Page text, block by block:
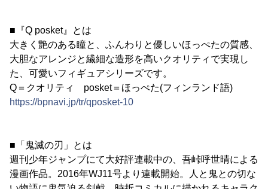
■『Q posket』とは
大きく艶のある瞳と、ふんわりと優しいほっぺたの質感、
大胆なアレンジと繊細な造形を高いクオリティで実現し
た、可愛いフィギュアシリーズです。
Q＝クオリティ posket＝ほっぺた(フィンランド語)
https://bpnavi.jp/tr/qposket-10
■「鬼滅の刃」とは
週刊少年ジャンプにて大好評連載中の、吾峠呼世晴による
漫画作品。2016年WJ11号より連載開始。人と鬼との切な